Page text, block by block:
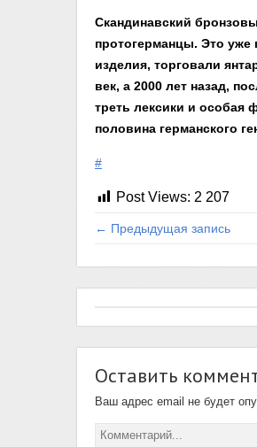
Скандинавский
протогерманцы. Это
изделия, торговали
век, а 2000 лет назад,
треть лексики и особая
половина германского
#
Post Views: 2 207
← Предыдущая запись
Оставить
Ваш адрес email не будет